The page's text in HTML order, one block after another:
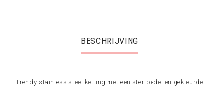
BESCHRIJVING
Trendy stainless steel ketting met een ster bedel en gekleurde